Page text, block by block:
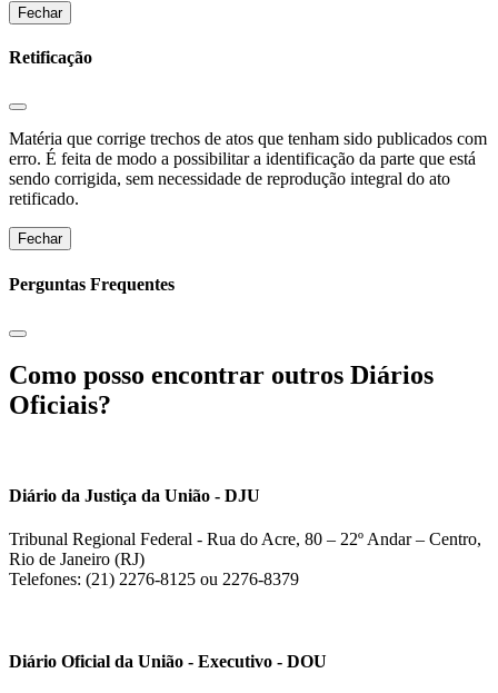
Fechar
Retificação
Matéria que corrige trechos de atos que tenham sido publicados com
erro. É feita de modo a possibilitar a identificação da parte que está
sendo corrigida, sem necessidade de reprodução integral do ato
retificado.
Fechar
Perguntas Frequentes
Como posso encontrar outros Diários
Oficiais?
Diário da Justiça da União - DJU
Tribunal Regional Federal - Rua do Acre, 80 – 22º Andar – Centro,
Rio de Janeiro (RJ)
Telefones: (21) 2276-8125 ou 2276-8379
Diário Oficial da União - Executivo - DOU